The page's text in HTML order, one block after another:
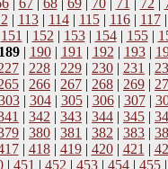
| 67| 68| 69| 70| 71 | 72 |
| 113| 114| 115| 116| 117|
151 | 152 | 153| 154| 155|
189| 190| 191 | 192 | 193|
| 228 | 229 | 230 | 231 |
| 266 | 267 | 268 | 269 |
| 304| 305| 306| 307|
| 342 | 343 | 344 | 345 |
| 380 | 381 | 382 | 383 |
| 418| 419| 420| 421 |
| 451 | 452 | 453| 454| 455|